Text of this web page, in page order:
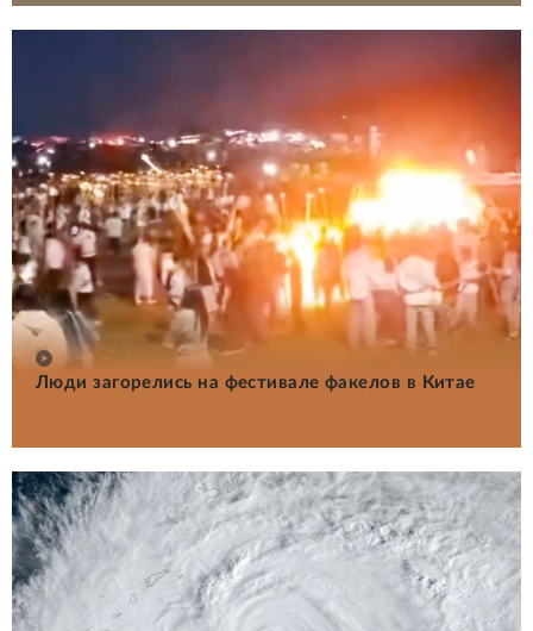
Люди загорелись на фестивале факелов в Китае